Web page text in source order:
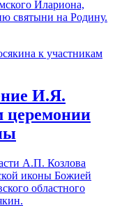
Илариона,
святыни на Родину.
И.Я.
церемонии
А.П. Козлова
иконы Божией
областного